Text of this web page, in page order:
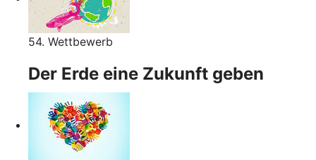
54. Wettbewerb
Der Erde eine Zukunft geben